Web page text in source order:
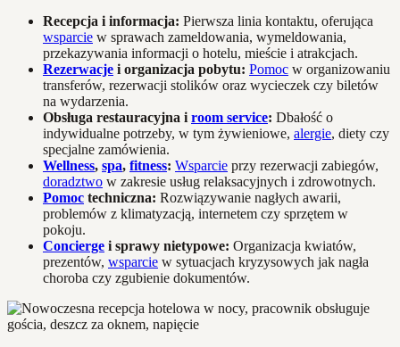
Recepcja i informacja: Pierwsza linia kontaktu, oferująca
wsparcie w sprawach zameldowania, wymeldowania,
przekazywania informacji o hotelu, mieście i atrakcjach.
Rezerwacje i organizacja pobytu: Pomoc w organizowaniu
transferów, rezerwacji stolików oraz wycieczek czy biletów
na wydarzenia.
Obsługa restauracyjna i room service: Dbałość o
indywidualne potrzeby, w tym żywieniowe, alergie, diety czy
specjalne zamówienia.
Wellness, spa, fitness: Wsparcie przy rezerwacji zabiegów,
doradztwo w zakresie usług relaksacyjnych i zdrowotnych.
Pomoc techniczna: Rozwiązywanie nagłych awarii,
problemów z klimatyzacją, internetem czy sprzętem w
pokoju.
Concierge i sprawy nietypowe: Organizacja kwiatów,
prezentów, wsparcie w sytuacjach kryzysowych jak nagła
choroba czy zgubienie dokumentów.